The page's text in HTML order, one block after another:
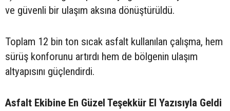
ve güvenli bir ulaşım aksına dönüştürüldü.
Toplam 12 bin ton sıcak asfalt kullanılan çalışma, hem
sürüş konforunu artırdı hem de bölgenin ulaşım
altyapısını güçlendirdi.
Asfalt Ekibine En Güzel Teşekkür El Yazısıyla Geldi